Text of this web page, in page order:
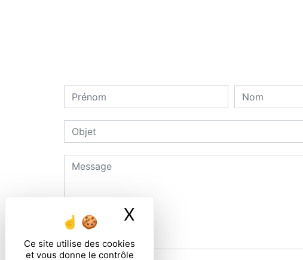
Ce site utilise des cookies
et vous donne le contrôle
X